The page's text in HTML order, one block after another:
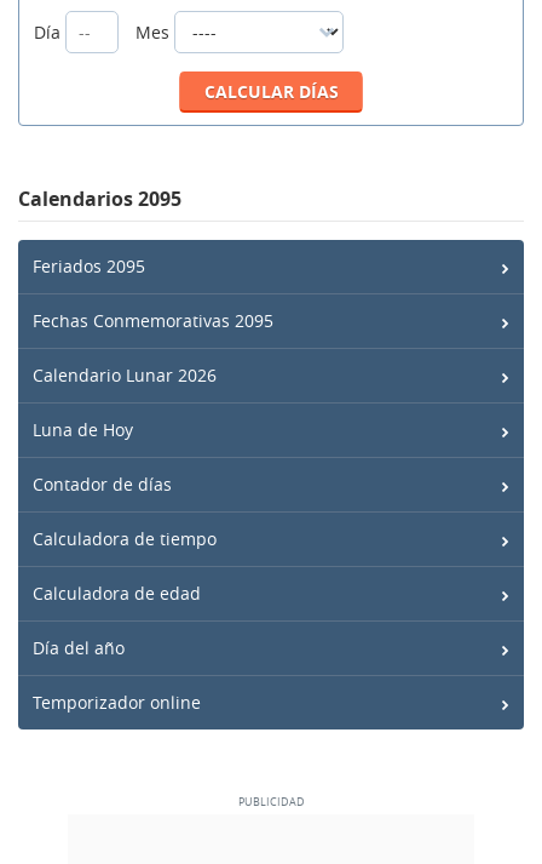
Día
Mes
Calendarios 2095
Feriados 2095
Fechas Conmemorativas 2095
Calendario Lunar 2026
Luna de Hoy
Contador de días
Calculadora de tiempo
Calculadora de edad
Día del año
Temporizador online